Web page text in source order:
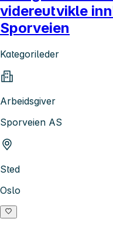
videreutvikle
Sporveien
Kategorileder
Arbeidsgiver
Sporveien AS
Sted
Oslo